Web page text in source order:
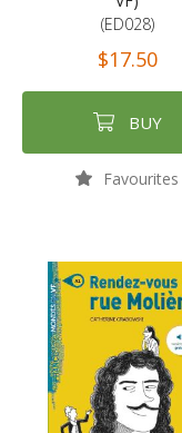
(ED028)
$17.50
BUY
Favourites